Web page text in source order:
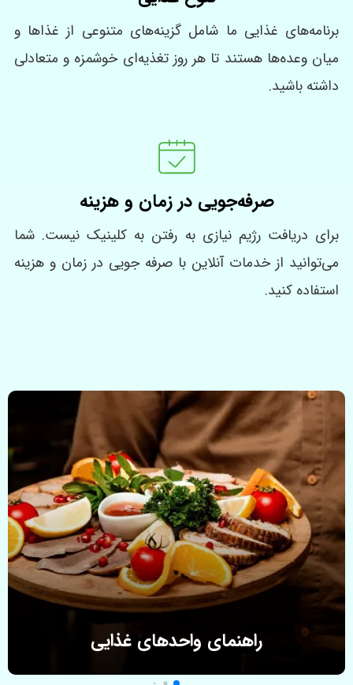
برنامه‌های غذایی ما شامل گزینه‌های متنوعی از غذاها و
میان‌ وعده‌ها هستند تا هر روز تغذیه‌ای خوشمزه و متعادلی
داشته باشید.
صرفه‌جویی در زمان و هزینه
برای دریافت رژیم نیازی به رفتن به کلینیک نیست. شما
می‌توانید از خدمات آنلاین با صرفه جویی در زمان و هزینه
استفاده کنید.
راهنمای واحدهای غذایی